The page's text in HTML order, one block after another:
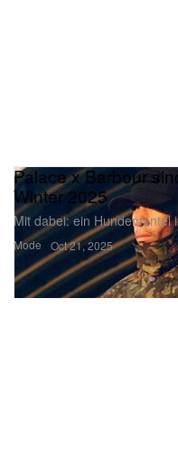
Mode
Palace x Barbour
Winter 2025
Mit dabei: ein Hundemantel
Oct 21, 2025